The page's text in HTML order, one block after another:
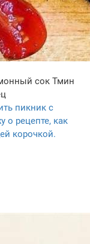
сок Тмин
пикник с
о рецепте, как
корочкой.